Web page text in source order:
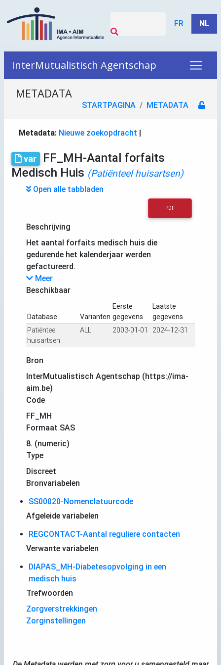
FR NL
InterMutualistisch Agentschap
METADATA
STARTPAGINA METADATA
Metadata: Nieuwe zoekopdracht |
var
FF_MH-Aantal forfaits
Medisch Huis (Patiënteel huisartsen)
Open alle tabbladen
PDF
Beschrijving
Het aantal forfaits medisch huis die
gedurende het kalenderjaar werden
gefactureerd.
Meer
Beschikbaar
Database Varianten
Eerste
gegevens
Laatste
gegevens
Patiënteel
huisartsen
ALL 2003-01-01 2024-12-31
Bron
InterMutualistisch Agentschap (https://ima-
aim.be)
Code
FF_MH
Formaat SAS
8. (numeric)
Type
Discreet
Bronvariabelen
SS00020-Nomenclatuurcode
Afgeleide variabelen
REGCONTACT-Aantal reguliere contacten
Verwante variabelen
DIAPAS_MH-Diabetesopvolging in een
medisch huis
Trefwoorden
Zorgverstrekkingen
Zorginstellingen